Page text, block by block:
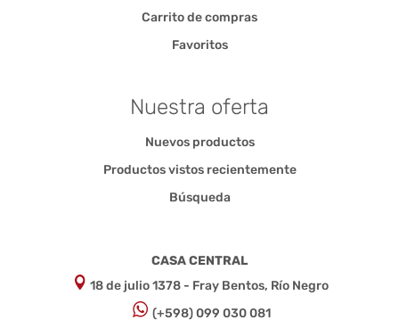
Carrito de compras
Favoritos
Nuestra oferta
Nuevos productos
Productos vistos recientemente
Búsqueda
CASA CENTRAL
18 de julio 1378 - Fray Bentos, Río Negro
(+598) 099 030 081